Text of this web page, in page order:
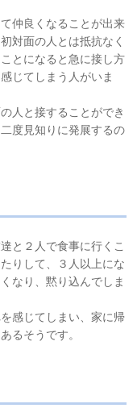
仲良くなることが出来
対面の人とは抵抗なく
とになると急に接し方
じてしまう人がいま
人と接することができ
度見知りに発展するの
と２人で食事に行くこ
りして、３人以上にな
なり、黙り込んでしま
感じてしまい、家に帰
るそうです。